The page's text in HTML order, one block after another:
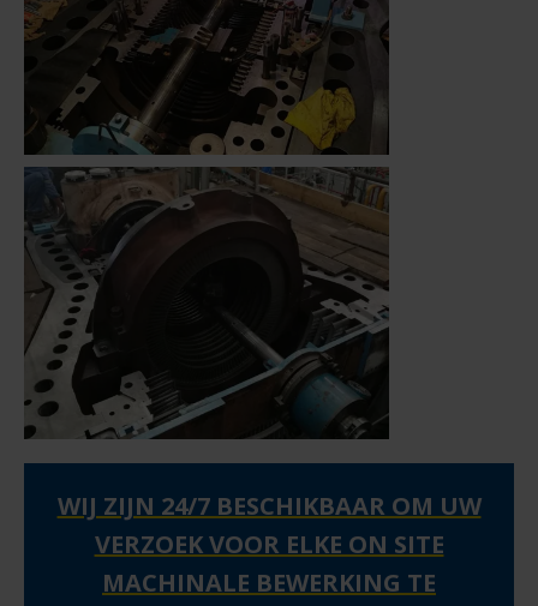
WIJ ZIJN 24/7 BESCHIKBAAR OM UW
VERZOEK VOOR ELKE ON SITE
MACHINALE BEWERKING TE